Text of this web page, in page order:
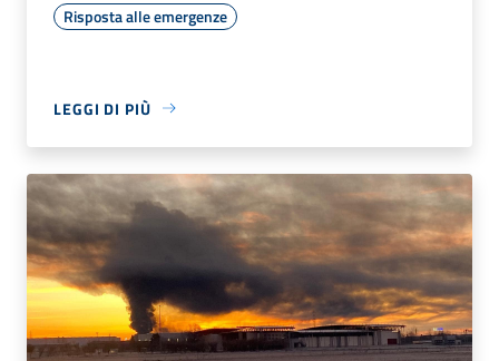
Risposta alle emergenze
LEGGI DI PIÙ